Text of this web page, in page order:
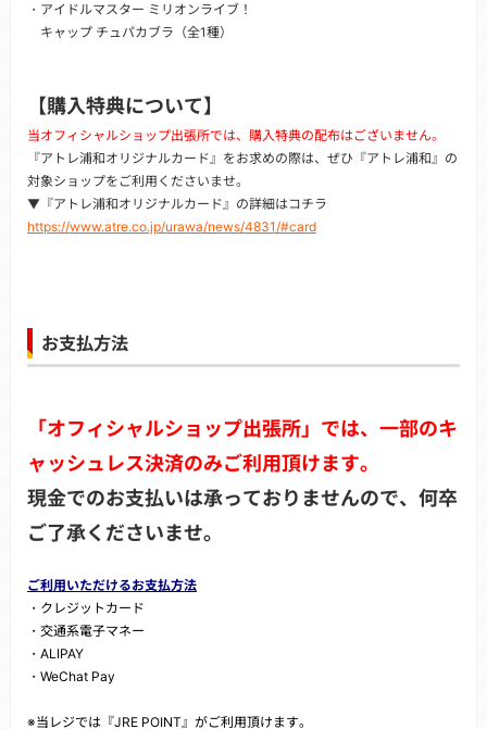
・アイドルマスター ミリオンライブ！
キャップ チュパカブラ（全1種）
【購入特典について】
当オフィシャルショップ出張所では、購入特典の配布はございません。
『アトレ浦和オリジナルカード』をお求めの際は、ぜひ『アトレ浦和』の
対象ショップをご利用くださいませ。
▼『アトレ浦和オリジナルカード』の詳細はコチラ
https://www.atre.co.jp/urawa/news/4831/#card
お支払方法
「オフィシャルショップ出張所」では、一部のキ
ャッシュレス決済のみご利用頂けます。
現金でのお支払いは承っておりませんので、何卒
ご了承くださいませ。
ご利用いただけるお支払方法
・クレジットカード
・交通系電子マネー
・ALIPAY
・WeChat Pay
※当レジでは『JRE POINT』がご利用頂けます。